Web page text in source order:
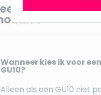
Wanneer kies ik voor
GU10?
Alleen als een GU10 niet